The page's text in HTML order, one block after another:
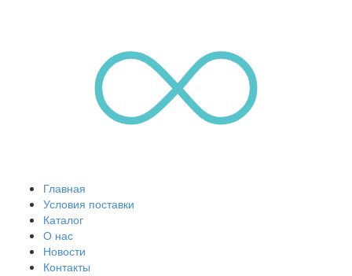
Главная
Условия поставки
Каталог
О нас
Новости
Контакты